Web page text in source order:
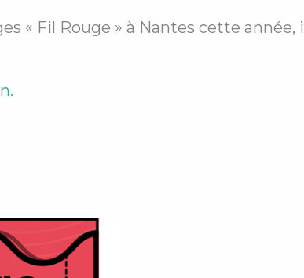
« Fil Rouge » à Nantes cette année,